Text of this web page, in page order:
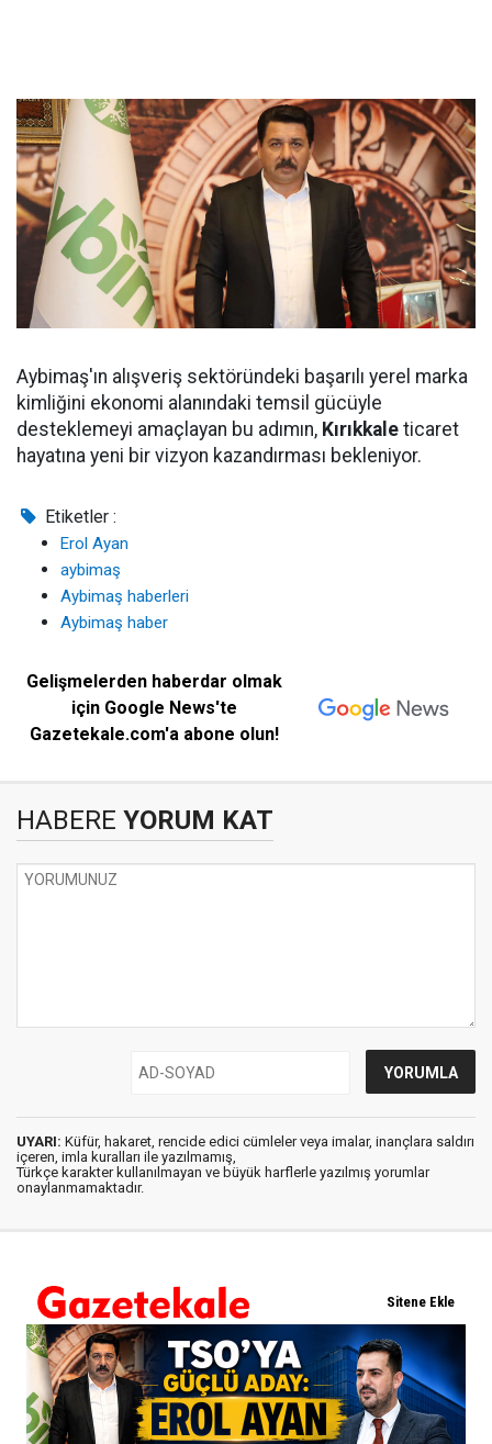
Aybimaş'ın alışveriş sektöründeki başarılı yerel marka
kimliğini ekonomi alanındaki temsil gücüyle
desteklemeyi amaçlayan bu adımın, Kırıkkale ticaret
hayatına yeni bir vizyon kazandırması bekleniyor.
Etiketler :
Erol Ayan
aybimaş
Aybimaş haberleri
Aybimaş haber
Gelişmelerden haberdar olmak
için Google News'te
Gazetekale.com'a abone olun!
HABERE YORUM KAT
UYARI: Küfür, hakaret, rencide edici cümleler veya imalar, inançlara saldırı
içeren, imla kuralları ile yazılmamış,
Türkçe karakter kullanılmayan ve büyük harflerle yazılmış yorumlar
onaylanmamaktadır.